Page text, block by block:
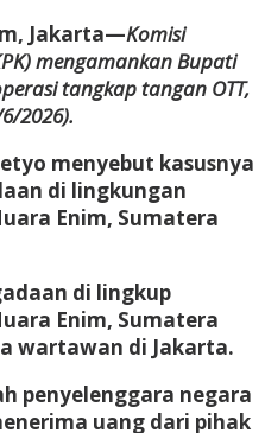
Jakarta—Komisi
mengamankan Bupati
tangkap tangan OTT,
2026).
menyebut kasusnya
di lingkungan
Enim, Sumatera
di lingkup
Enim, Sumatera
wartawan di Jakarta.
penyelenggara negara
uang dari pihak